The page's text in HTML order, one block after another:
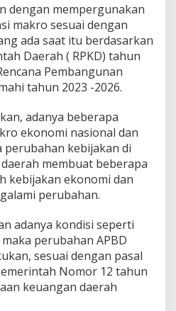
r
i
o
r
i
t
a
l
a
o
A
P
D
2
2
4
dengan mempergunakan
makro sesuai dengan
ada saat itu berdasarkan
Daerah ( RPKD) tahun
Pembangunan
tahun 2023 -2026.
adanya beberapa
ekonomi nasional dan
kebijakan di
membuat beberapa
kebijakan ekonomi dan
perubahan.
adanya kondisi seperti
perubahan APBD
sesuai dengan pasal
Nomor 12 tahun
keuangan daerah